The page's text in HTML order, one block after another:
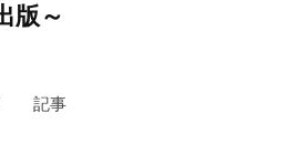
版～
記事